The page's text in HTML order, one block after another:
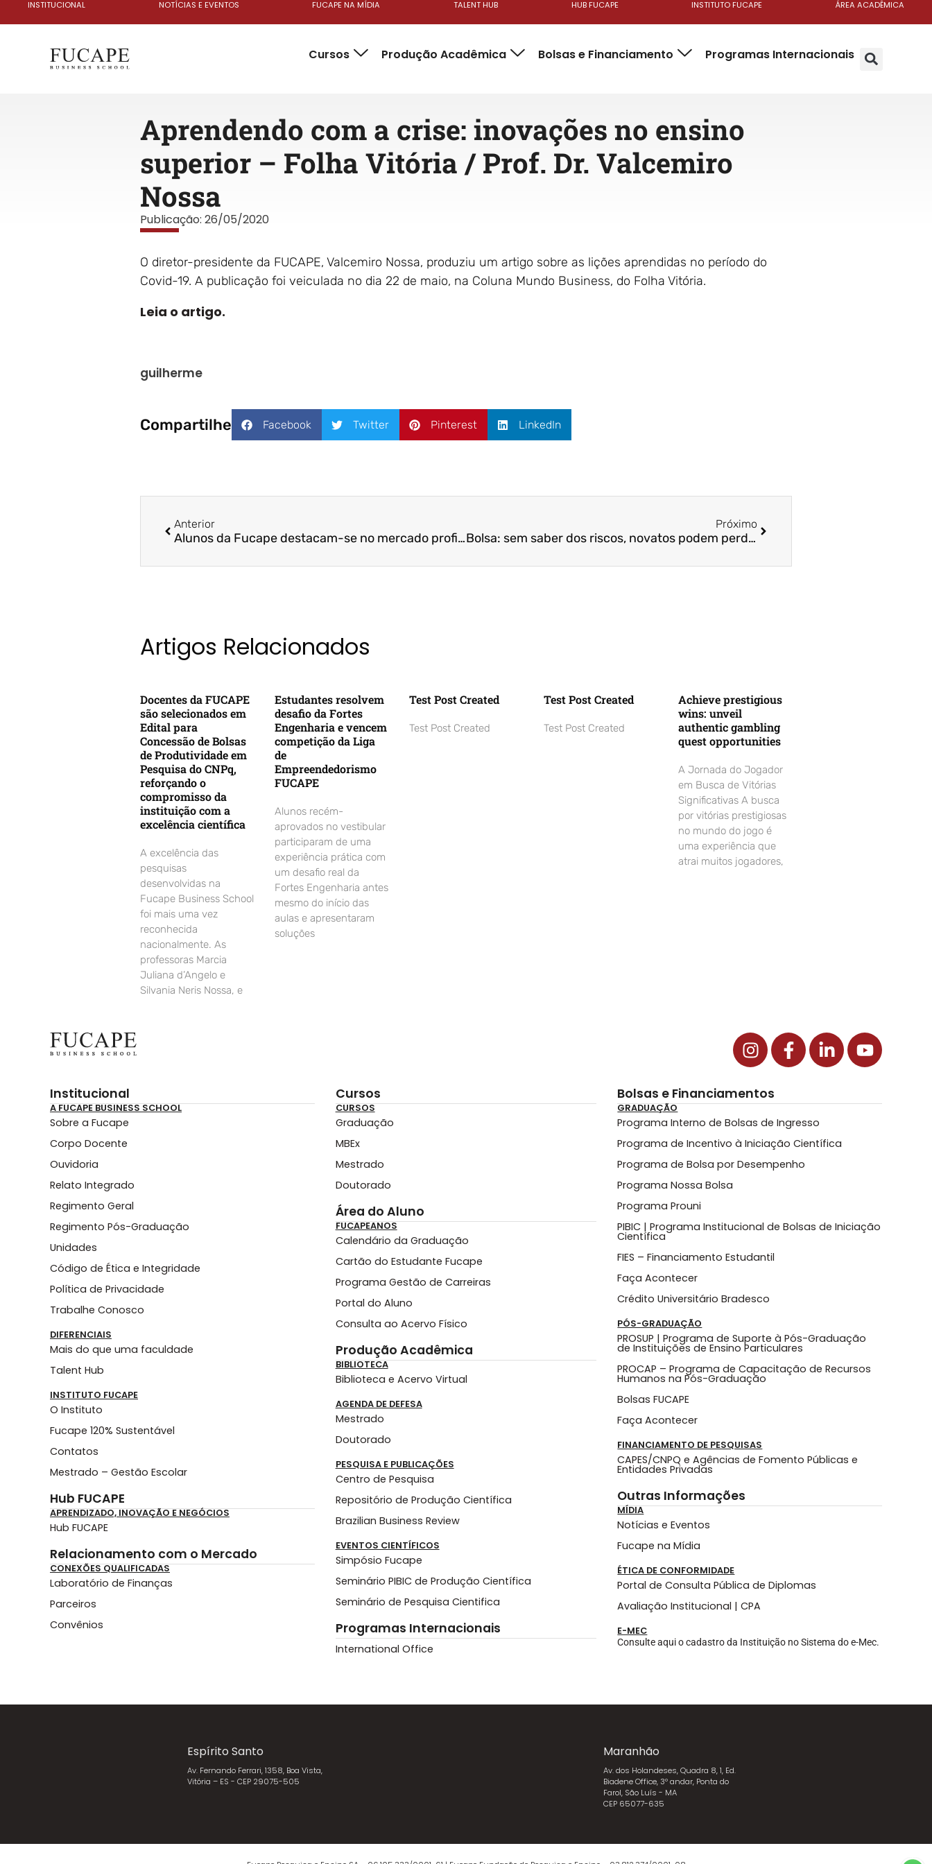
INSTITUCIONAL NOTÍCIAS E EVENTOS FUCAPE NA MÍDIA TALENT HUB HUB FUCAPE INSTITUTO FUCAPE ÁREA ACADÊMICA
Cursos Produção Acadêmica Bolsas e Financiamento Programas Internacionais
Aprendendo com a crise: inovações no ensino
superior – Folha Vitória / Prof. Dr. Valcemiro
Nossa
Publicação: 26/05/2020
O diretor-presidente da FUCAPE, Valcemiro Nossa, produziu um artigo sobre as lições aprendidas no período do
Covid-19. A publicação foi veiculada no dia 22 de maio, na Coluna Mundo Business, do Folha Vitória.
Leia o artigo.
guilherme
Compartilhe Facebook Twitter Pinterest LinkedIn
Anterior
Alunos da Fucape destacam-se no mercado profissional do ES e internacional – Folha Vitória
Próximo
Bolsa: sem saber dos riscos, novatos podem perder dinheiro investido – Rádio CBN / Prof. Dr. Fernando Galdi
Artigos Relacionados
Docentes da FUCAPE
são selecionados em
Edital para
Concessão de Bolsas
de Produtividade em
Pesquisa do CNPq,
reforçando o
compromisso da
instituição com a
excelência científica
A excelência das
pesquisas
desenvolvidas na
Fucape Business School
foi mais uma vez
reconhecida
nacionalmente. As
professoras Marcia
Juliana d’Angelo e
Silvania Neris Nossa, e
Estudantes resolvem
desafio da Fortes
Engenharia e vencem
competição da Liga
de
Empreendedorismo
FUCAPE
Alunos recém-
aprovados no vestibular
participaram de uma
experiência prática com
um desafio real da
Fortes Engenharia antes
mesmo do início das
aulas e apresentaram
soluções
Test Post Created
Test Post Created
Test Post Created
Test Post Created
Achieve prestigious
wins: unveil
authentic gambling
quest opportunities
A Jornada do Jogador
em Busca de Vitórias
Significativas A busca
por vitórias prestigiosas
no mundo do jogo é
uma experiência que
atrai muitos jogadores,
Institucional
A FUCAPE BUSINESS SCHOOL
Sobre a Fucape
Corpo Docente
Ouvidoria
Relato Integrado
Regimento Geral
Regimento Pós-Graduação
Unidades
Código de Ética e Integridade
Política de Privacidade
Trabalhe Conosco
DIFERENCIAIS
Mais do que uma faculdade
Talent Hub
INSTITUTO FUCAPE
O Instituto
Fucape 120% Sustentável
Contatos
Mestrado – Gestão Escolar
Hub FUCAPE
APRENDIZADO, INOVAÇÃO E NEGÓCIOS
Hub FUCAPE
Relacionamento com o Mercado
CONEXÕES QUALIFICADAS
Laboratório de Finanças
Parceiros
Convênios
Cursos
CURSOS
Graduação
MBEx
Mestrado
Doutorado
Área do Aluno
FUCAPEANOS
Calendário da Graduação
Cartão do Estudante Fucape
Programa Gestão de Carreiras
Portal do Aluno
Consulta ao Acervo Físico
Produção Acadêmica
BIBLIOTECA
Biblioteca e Acervo Virtual
AGENDA DE DEFESA
Mestrado
Doutorado
PESQUISA E PUBLICAÇÕES
Centro de Pesquisa
Repositório de Produção Científica
Brazilian Business Review
EVENTOS CIENTÍFICOS
Simpósio Fucape
Seminário PIBIC de Produção Científica
Seminário de Pesquisa Cientifica
Programas Internacionais
International Office
Bolsas e Financiamentos
GRADUAÇÃO
Programa Interno de Bolsas de Ingresso
Programa de Incentivo à Iniciação Científica
Programa de Bolsa por Desempenho
Programa Nossa Bolsa
Programa Prouni
PIBIC | Programa Institucional de Bolsas de Iniciação
Científica
FIES – Financiamento Estudantil
Faça Acontecer
Crédito Universitário Bradesco
PÓS-GRADUAÇÃO
PROSUP | Programa de Suporte à Pós-Graduação
de Instituições de Ensino Particulares
PROCAP – Programa de Capacitação de Recursos
Humanos na Pós-Graduação
Bolsas FUCAPE
Faça Acontecer
FINANCIAMENTO DE PESQUISAS
CAPES/CNPQ e Agências de Fomento Públicas e
Entidades Privadas
Outras Informações
MÍDIA
Notícias e Eventos
Fucape na Mídia
ÉTICA DE CONFORMIDADE
Portal de Consulta Pública de Diplomas
Avaliação Institucional | CPA
E-MEC
Consulte aqui o cadastro da Instituição no Sistema do e-Mec.
Espírito Santo
Av. Fernando Ferrari, 1358, Boa Vista,
Vitória – ES - CEP 29075-505
Maranhão
Av. dos Holandeses, Quadra 8, 1, Ed.
Biadene Office, 3º andar, Ponta do
Farol, São Luís - MA
CEP 65077-635